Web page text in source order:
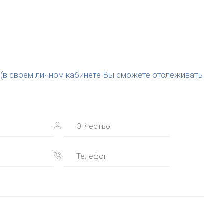
(в своем личном кабинете Вы сможете отслеживать